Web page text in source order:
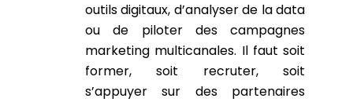
outils digitaux, d’analyser de la data
ou de piloter des campagnes
marketing multicanales. Il faut soit
former, soit recruter, soit
s’appuyer sur des partenaires